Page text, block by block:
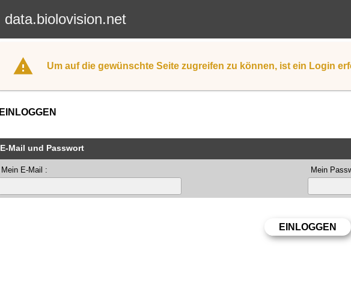
data.biolovision.net
Um auf die gewünschte Seite zugreifen zu können, ist ein Login
EINLOGGEN
E-Mail und Passwort
Mein E-Mail : Mein